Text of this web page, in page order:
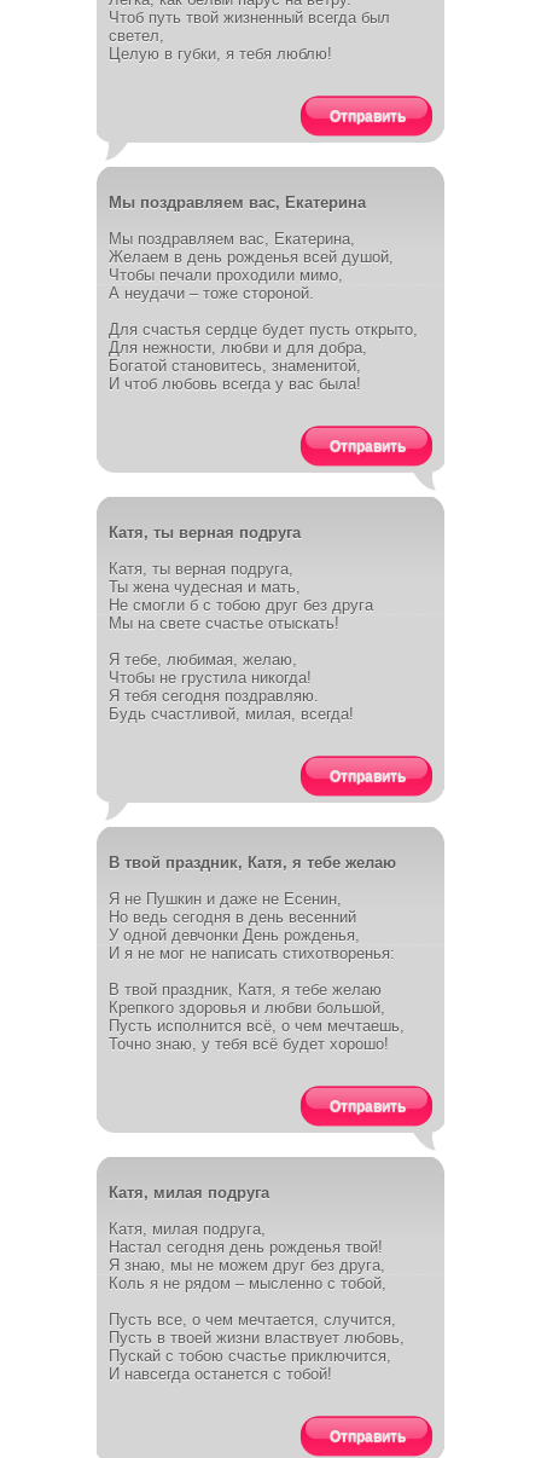
Чтоб путь твой жизненный всегда был
светел,
Целую в губки, я тебя люблю!
Отправить
Мы поздравляем вас, Екатерина
Мы поздравляем вас, Екатерина,
Желаем в день рожденья всей душой,
Чтобы печали проходили мимо,
А неудачи – тоже стороной.
Для счастья сердце будет пусть открыто,
Для нежности, любви и для добра,
Богатой становитесь, знаменитой,
И чтоб любовь всегда у вас была!
Отправить
Катя, ты верная подруга
Катя, ты верная подруга,
Ты жена чудесная и мать,
Не смогли б с тобою друг без друга
Мы на свете счастье отыскать!
Я тебе, любимая, желаю,
Чтобы не грустила никогда!
Я тебя сегодня поздравляю.
Будь счастливой, милая, всегда!
Отправить
В твой праздник, Катя, я тебе желаю
Я не Пушкин и даже не Есенин,
Но ведь сегодня в день весенний
У одной девчонки День рожденья,
И я не мог не написать стихотворенья:
В твой праздник, Катя, я тебе желаю
Крепкого здоровья и любви большой,
Пусть исполнится всё, о чем мечтаешь,
Точно знаю, у тебя всё будет хорошо!
Отправить
Катя, милая подруга
Катя, милая подруга,
Настал сегодня день рожденья твой!
Я знаю, мы не можем друг без друга,
Коль я не рядом – мысленно с тобой,
Пусть все, о чем мечтается, случится,
Пусть в твоей жизни властвует любовь,
Пускай с тобою счастье приключится,
И навсегда останется с тобой!
Отправить